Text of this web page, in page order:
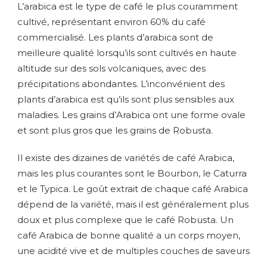
L’arabica est le type de café le plus couramment
cultivé, représentant environ 60% du café
commercialisé. Les plants d’arabica sont de
meilleure qualité lorsqu’ils sont cultivés en haute
altitude sur des sols volcaniques, avec des
précipitations abondantes. L’inconvénient des
plants d’arabica est qu’ils sont plus sensibles aux
maladies. Les grains d’Arabica ont une forme ovale
et sont plus gros que les grains de Robusta.
Il existe des dizaines de variétés de café Arabica,
mais les plus courantes sont le Bourbon, le Caturra
et le Typica. Le goût extrait de chaque café Arabica
dépend de la variété, mais il est généralement plus
doux et plus complexe que le café Robusta. Un
café Arabica de bonne qualité a un corps moyen,
une acidité vive et de multiples couches de saveurs